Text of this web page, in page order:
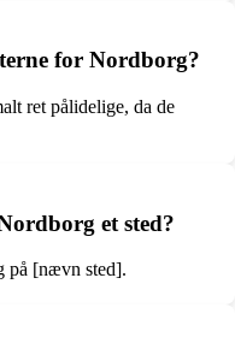
for Nordborg?
ret pålidelige, da de
et sted?
på [nævn sted].